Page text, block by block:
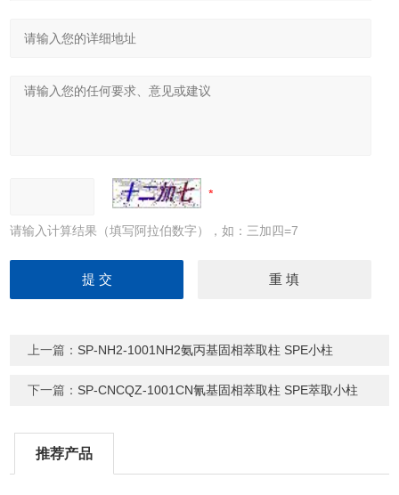
请输入计算结果（填写阿拉伯数字），如：三加四=7
上一篇： SP-NH2-1001NH2氨丙基固相萃取柱 SPE小柱
下一篇： SP-CNCQZ-1001CN氰基固相萃取柱 SPE萃取小柱
推荐产品